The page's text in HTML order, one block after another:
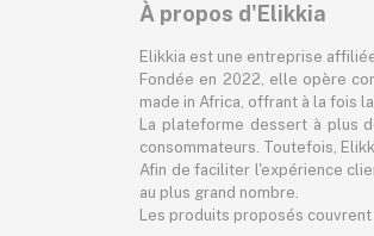
À propos d'Elikkia
Elikkia est une entreprise
Fondée en 2022, elle opère
made in Africa, offrant à la fois
La plateforme dessert à plus
consommateurs. Toutefois,
Afin de faciliter l'expérience
au plus grand nombre.
Les produits proposés